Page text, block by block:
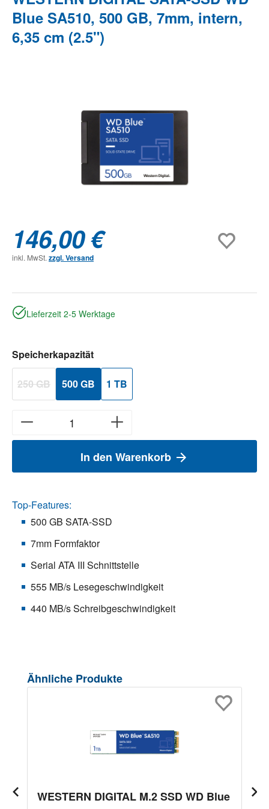
Blue SA510, 500 GB, 7mm, intern,
6,35 cm (2.5")
146,00 €
inkl. MwSt. zzgl. Versand
Lieferzeit 2-5 Werktage
Speicherkapazitätauswählen
250 GB(Diese Option ist zurzeit nicht verfügbar.)
500 GB 1 TB
In den Warenkorb
Top-Features:
500 GB SATA-SSD
7mm Formfaktor
Serial ATA III Schnittstelle
555 MB/s Lesegeschwindigkeit
440 MB/s Schreibgeschwindigkeit
Produktgalerie überspringen
Ähnliche Produkte
WESTERN DIGITAL M.2 SSD WD Blue